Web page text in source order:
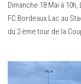
Dimanche 18 Mai à
FC Bordeaux Lac au
du 2 ème tour de la